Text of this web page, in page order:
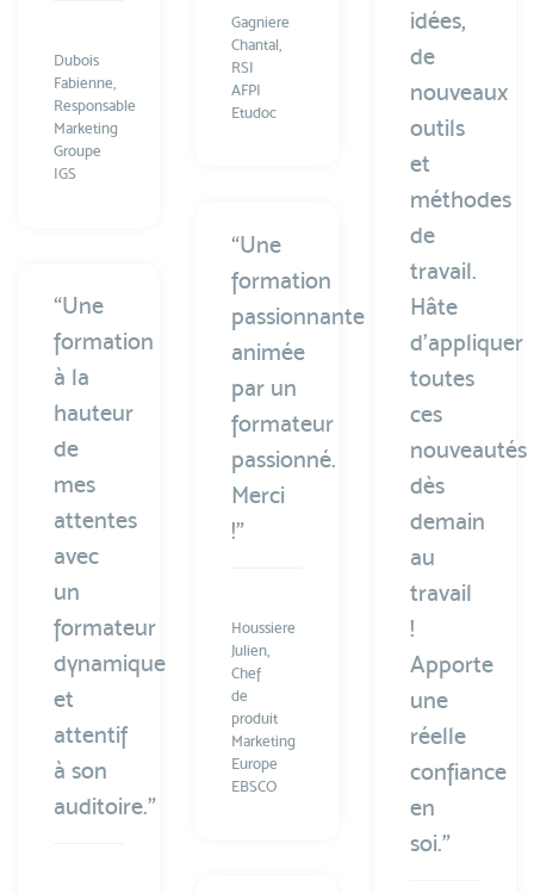
Dubois
Fabienne,
Responsable
Marketing
Groupe
IGS
idées,
de
nouveaux
outils
et
méthodes
de
travail.
Hâte
d’appliquer
toutes
ces
nouveautés
dès
demain
au
travail
!
Apporte
une
réelle
confiance
en
soi.”
Gagniere
Chantal,
RSI
AFPI
Etudoc
“Une
formation
passionnante
animée
par un
formateur
passionné.
Merci
!”
Houssiere
Julien,
Chef
de
produit
Marketing
Europe
EBSCO
“Une
formation
à la
hauteur
de
mes
attentes
avec
un
formateur
dynamique
et
attentif
à son
auditoire.”